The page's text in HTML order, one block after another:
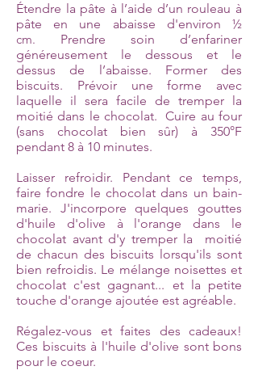
Étendre la pâte à l’aide d’un rouleau à
pâte en une abaisse d'environ ½
cm. Prendre soin d’enfariner
généreusement le dessous et le
dessus de l’abaisse. Former des
biscuits. Prévoir une forme avec
laquelle il sera facile de tremper la
moitié dans le chocolat. Cuire au four
(sans chocolat bien sûr) à 350°F
pendant 8 à 10 minutes.
Laisser refroidir. Pendant ce temps,
faire fondre le chocolat dans un bain-
marie. J'incorpore quelques gouttes
d'huile d'olive à l'orange dans le
chocolat avant d'y tremper la moitié
de chacun des biscuits lorsqu'ils sont
bien refroidis. Le mélange noisettes et
chocolat c'est gagnant... et la petite
touche d'orange ajoutée est agréable.
Régalez-vous et faites des cadeaux!
Ces biscuits à l'huile d'olive sont bons
pour le coeur.